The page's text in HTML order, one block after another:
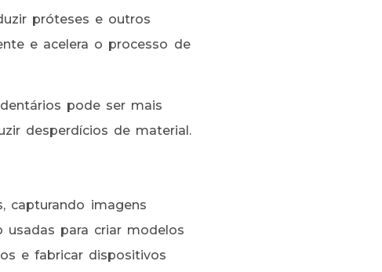
próteses e outros
e acelera o processo de
pode ser mais
desperdícios de material.
capturando imagens
para criar modelos
e fabricar dispositivos